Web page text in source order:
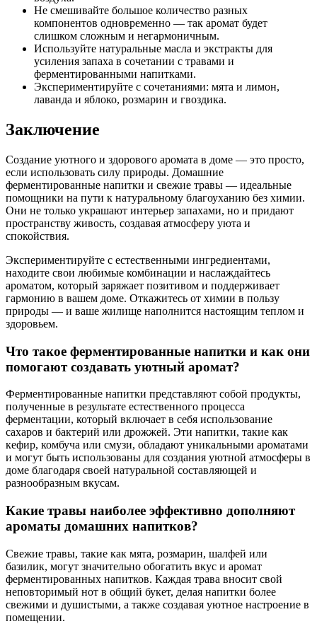
Не смешивайте большое количество разных
компонентов одновременно — так аромат будет
слишком сложным и негармоничным.
Используйте натуральные масла и экстракты для
усиления запаха в сочетании с травами и
ферментированными напитками.
Экспериментируйте с сочетаниями: мята и лимон,
лаванда и яблоко, розмарин и гвоздика.
Заключение
Создание уютного и здорового аромата в доме — это просто,
если использовать силу природы. Домашние
ферментированные напитки и свежие травы — идеальные
помощники на пути к натуральному благоуханию без химии.
Они не только украшают интерьер запахами, но и придают
пространству живость, создавая атмосферу уюта и
спокойствия.
Экспериментируйте с естественными ингредиентами,
находите свои любимые комбинации и наслаждайтесь
ароматом, который заряжает позитивом и поддерживает
гармонию в вашем доме. Откажитесь от химии в пользу
природы — и ваше жилище наполнится настоящим теплом и
здоровьем.
Что такое ферментированные напитки и как они
помогают создавать уютный аромат?
Ферментированные напитки представляют собой продукты,
полученные в результате естественного процесса
ферментации, который включает в себя использование
сахаров и бактерий или дрожжей. Эти напитки, такие как
кефир, комбуча или смузи, обладают уникальными ароматами
и могут быть использованы для создания уютной атмосферы в
доме благодаря своей натуральной составляющей и
разнообразным вкусам.
Какие травы наиболее эффективно дополняют
ароматы домашних напитков?
Свежие травы, такие как мята, розмарин, шалфей или
базилик, могут значительно обогатить вкус и аромат
ферментированных напитков. Каждая трава вносит свой
неповторимый нот в общий букет, делая напитки более
свежими и душистыми, а также создавая уютное настроение в
помещении.